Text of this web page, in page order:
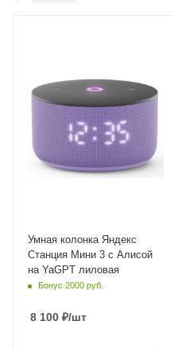
Умная колонка Яндекс
Станция Мини 3 с Алисой
на YaGPT лиловая
Бонус 2000 руб.
8 100 ₽/шт